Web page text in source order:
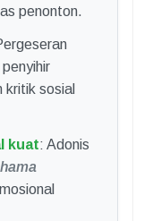
penonton.
kritik sosial
kuat: Adonis